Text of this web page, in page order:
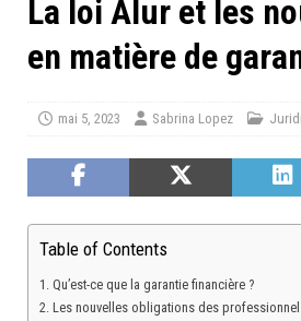
La loi Alur et les
en matière de
mai 5, 2023 Sabrina Lopez
Table of Contents
Qu’est-ce que la garantie financière ?
Les nouvelles obligations des